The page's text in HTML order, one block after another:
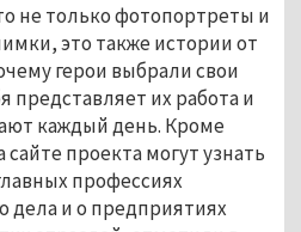
не только фотопортреты и
это также истории от
герои выбрали свои
представляет их работа и
каждый день. Кроме
проекта могут узнать
профессиях
дела и о предприятиях